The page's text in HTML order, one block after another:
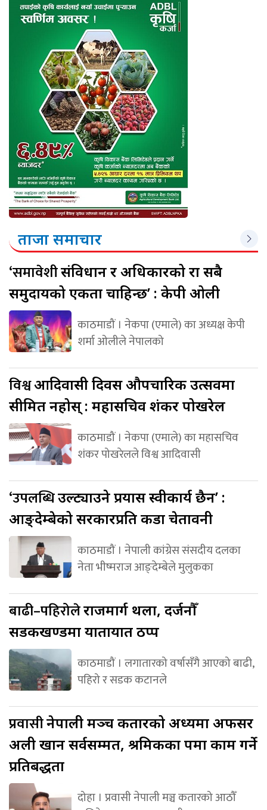
ताजा समाचार
‘समावेशीसंविधान र अधिकारको रक्षा सबै
समुदायको एकता चाहिन्छ’ : केपी ओली
काठमाडौं । नेकपा (एमाले) का अध्यक्ष केपी
शर्मा ओलीले नेपालको
विश्वआदिवासी दिवस औपचारिक उत्सवमा
सीमित नहोस् : महासचिव शंकर पोखरेल
काठमाडौं । नेकपा (एमाले) का महासचिव
शंकर पोखरेलले विश्व आदिवासी
‘उपलब्धिउल्ट्याउने प्रयास स्वीकार्य छैन’ :
आङ्देम्बेको सरकारप्रति कडा चेतावनी
काठमाडौं । नेपाली कांग्रेस संसदीय दलका
नेता भीष्मराज आङ्देम्बेले मुलुकका
बाढी–पहिरोलेराजमार्ग थला, दर्जनौँ
सडकखण्डमा यातायात ठप्प
काठमाडौं । लगातारको वर्षासँगै आएको बाढी,
पहिरो र सडक कटानले
प्रवासीनेपाली मञ्च कतारको अध्यक्षमा अफसर
अली खान सर्वसम्मत, श्रमिकका पक्षमा काम गर्ने
प्रतिबद्धता
दोहा । प्रवासी नेपाली मञ्च कतारको आठौँ